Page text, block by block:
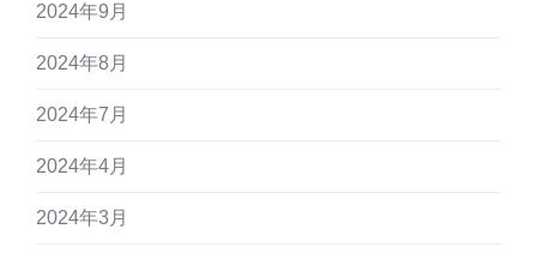
2024年9月
2024年8月
2024年7月
2024年4月
2024年3月